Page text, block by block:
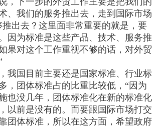
、我们的服务推出去，走到国际市场
推出去？这里面非常重要的就是，要
因为标准是这些产品、技术、服务推
果对这个工作重视不够的话，对外贸
国目前主要还是国家标准、行业标
，团体标准占的比重比较低，“因为
也没几年，团体标准化在新的标准化
以前是没有的。而要跟国际市场打交
团体标准，所以在这方面，希望政府